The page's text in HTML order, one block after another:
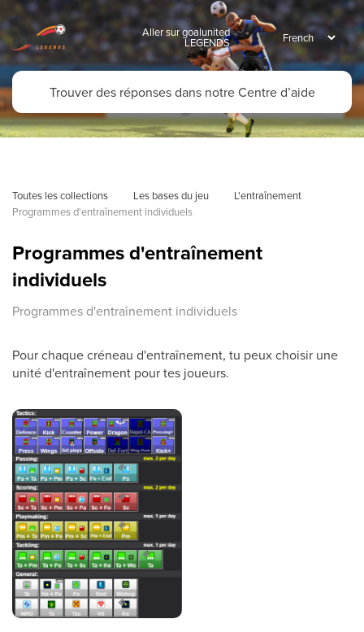
Aller sur goalunited
LEGENDS
Toutes les collections Les bases du jeu
L'entraînement
Programmes d'entraînement individuels
Programmes d'entraînement
individuels
Programmes d'entraînement individuels
Pour chaque créneau d'entraînement, tu peux choisir une
unité d'entraînement pour tes joueurs.